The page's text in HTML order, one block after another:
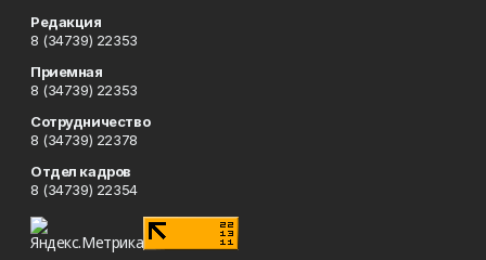
Редакция
8 (34739) 22353
Приемная
8 (34739) 22353
Сотрудничество
8 (34739) 22378
Отдел кадров
8 (34739) 22354